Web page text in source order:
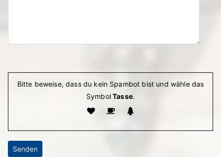
Bitte beweise, dass du kein Spambot bist und wähle das
SymbolTasse.